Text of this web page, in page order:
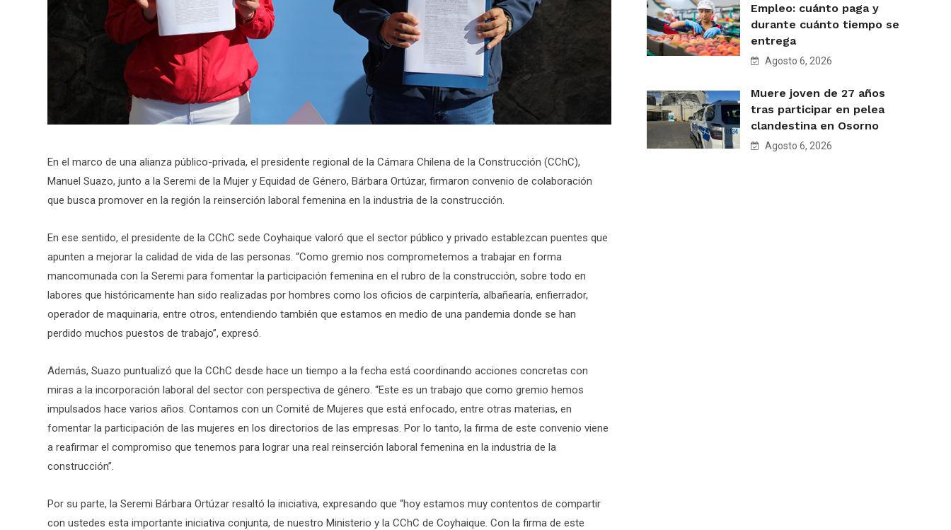
En el marco de una alianza público-privada, el presidente regional de la Cámara Chilena de la Construcción (CChC),
Manuel Suazo, junto a la Seremi de la Mujer y Equidad de Género, Bárbara Ortúzar, firmaron convenio de colaboración
que busca promover en la región la reinserción laboral femenina en la industria de la construcción.
En ese sentido, el presidente de la CChC sede Coyhaique valoró que el sector público y privado establezcan puentes que
apunten a mejorar la calidad de vida de las personas. “Como gremio nos comprometemos a trabajar en forma
mancomunada con la Seremi para fomentar la participación femenina en el rubro de la construcción, sobre todo en
labores que históricamente han sido realizadas por hombres como los oficios de carpintería, albañearía, enfierrador,
operador de maquinaria, entre otros, entendiendo también que estamos en medio de una pandemia donde se han
perdido muchos puestos de trabajo”, expresó.
Además, Suazo puntualizó que la CChC desde hace un tiempo a la fecha está coordinando acciones concretas con
miras a la incorporación laboral del sector con perspectiva de género. “Este es un trabajo que como gremio hemos
impulsados hace varios años. Contamos con un Comité de Mujeres que está enfocado, entre otras materias, en
fomentar la participación de las mujeres en los directorios de las empresas. Por lo tanto, la firma de este convenio viene
a reafirmar el compromiso que tenemos para lograr una real reinserción laboral femenina en la industria de la
construcción”.
Por su parte, la Seremi Bárbara Ortúzar resaltó la iniciativa, expresando que “hoy estamos muy contentos de compartir
con ustedes esta importante iniciativa conjunta, de nuestro Ministerio y la CChC de Coyhaique. Con la firma de este
Empleo: cuánto paga y
durante cuánto tiempo se
entrega
Agosto 6, 2026
Muere joven de 27 años
tras participar en pelea
clandestina en Osorno
Agosto 6, 2026